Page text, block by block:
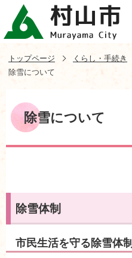
トップページ くらし・手続き
除雪について
除雪について
除雪体制
市民生活を守る除雪体制